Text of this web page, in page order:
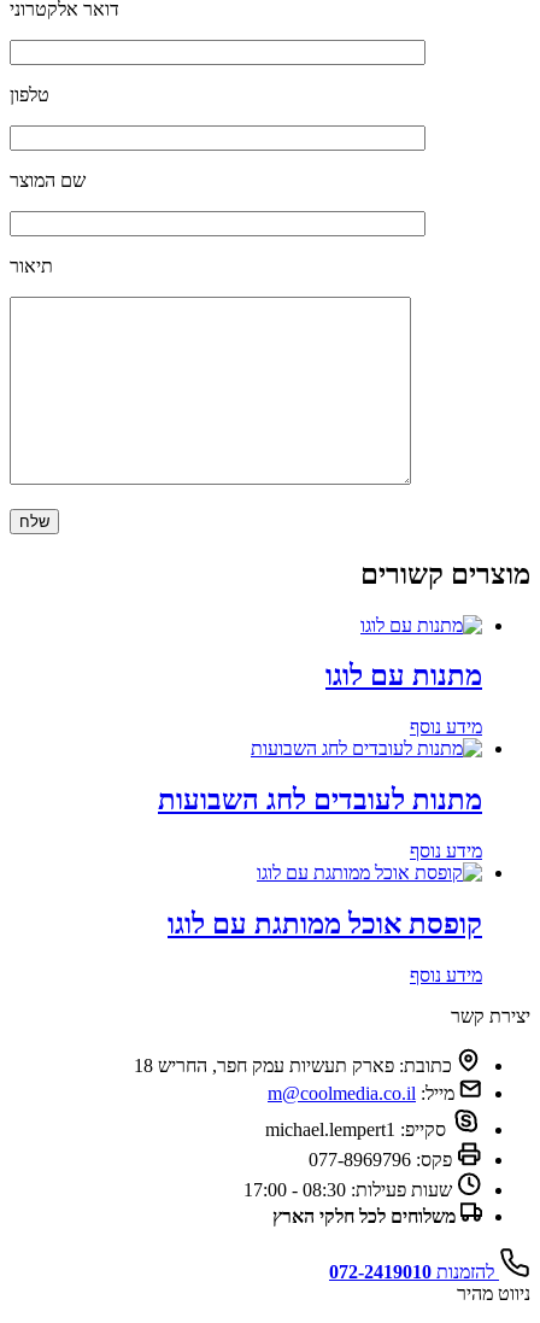
דואר אלקטרוני
טלפון
שם המוצר
תיאור
מוצרים קשורים
מתנות עם לוגו
מידע נוסף
מתנות לעובדים לחג השבועות
מידע נוסף
קופסת אוכל ממותגת עם לוגו
מידע נוסף
יצירת קשר
כתובת: פארק תעשיות עמק חפר, החריש 18
מייל: m@coolmedia.co.il
סקייפ: michael.lempert1
פקס: 077-8969796
שעות פעילות: 08:30 - 17:00
משלוחים לכל חלקי הארץ
להזמנות 072-2419010
ניווט מהיר